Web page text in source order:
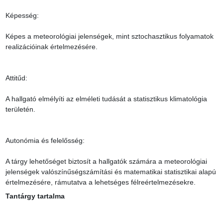
Képesség:
Képes a meteorológiai jelenségek, mint sztochasztikus folyamatok
realizációinak értelmezésére.
Attitűd:
A hallgató elmélyíti az elméleti tudását a statisztikus klimatológia
területén.
Autonómia és felelősség:
A tárgy lehetőséget biztosít a hallgatók számára a meteorológiai
jelenségek valószínűségszámítási és matematikai statisztikai alapú
értelmezésére, rámutatva a lehetséges félreértelmezésekre.
Tantárgy tartalma